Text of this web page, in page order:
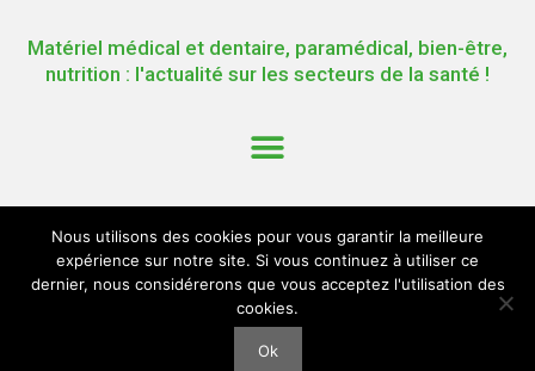
Matériel médical et dentaire, paramédical, bien-être,
nutrition : l'actualité sur les secteurs de la santé !
Nous utilisons des cookies pour vous garantir la meilleure
expérience sur notre site. Si vous continuez à utiliser ce
dernier, nous considérerons que vous acceptez l'utilisation des
cookies.
Ok